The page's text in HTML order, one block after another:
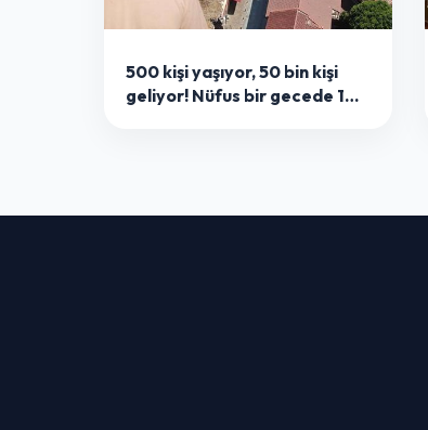
500 kişi yaşıyor, 50 bin kişi
geliyor! Nüfus bir gecede 100